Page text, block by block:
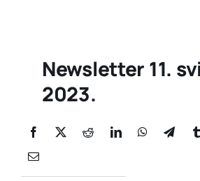
Newsletter 11.
2023.